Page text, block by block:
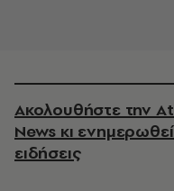
Ακολουθήστε την
News κι
ειδήσεις